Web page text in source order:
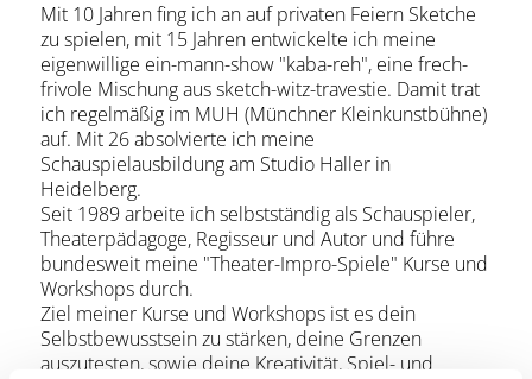
Mit 10 Jahren fing ich an auf privaten Feiern Sketche
zu spielen, mit 15 Jahren entwickelte ich meine
eigenwillige ein-mann-show "kaba-reh", eine frech-
frivole Mischung aus sketch-witz-travestie. Damit trat
ich regelmäßig im MUH (Münchner Kleinkunstbühne)
auf. Mit 26 absolvierte ich meine
Schauspielausbildung am Studio Haller in
Heidelberg.
Seit 1989 arbeite ich selbstständig als Schauspieler,
Theaterpädagoge, Regisseur und Autor und führe
bundesweit meine "Theater-Impro-Spiele" Kurse und
Workshops durch.
Ziel meiner Kurse und Workshops ist es dein
Selbstbewusstsein zu stärken, deine Grenzen
auszutesten, sowie deine Kreativität, Spiel- und